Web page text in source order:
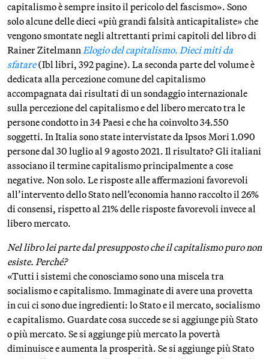
capitalismo è sempre insito il pericolo del fascismo». Sono
solo alcune delle dieci «più grandi falsità anticapitaliste» che
vengono smontate negli altrettanti primi capitoli del libro di
Rainer ZitelmannElogio del capitalismo. Dieci miti da
sfatare(Ibl libri, 392 pagine). La seconda parte del volume è
dedicata alla percezione comune del capitalismo
accompagnata dai risultati di un sondaggio internazionale
sulla percezione del capitalismo e del libero mercato tra le
persone condotto in 34 Paesi e che ha coinvolto 34.550
soggetti. In Italia sono state intervistate da Ipsos Mori 1.090
persone dal 30 luglio al 9 agosto 2021. Il risultato? Gli italiani
associano il termine capitalismo principalmente a cose
negative. Non solo. Le risposte alle affermazioni favorevoli
all’intervento dello Stato nell’economia hanno raccolto il 26%
di consensi, rispetto al 21% delle risposte favorevoli invece al
libero mercato.
Nel libro lei parte dal presupposto che il capitalismo puro non
esiste. Perché?
«Tutti i sistemi che conosciamo sono una miscela tra
socialismo e capitalismo. Immaginate di avere una provetta
in cui ci sono due ingredienti: lo Stato e il mercato, socialismo
e capitalismo. Guardate cosa succede se si aggiunge più Stato
o più mercato. Se si aggiunge più mercato la povertà
diminuisce e aumenta la prosperità. Se si aggiunge più Stato